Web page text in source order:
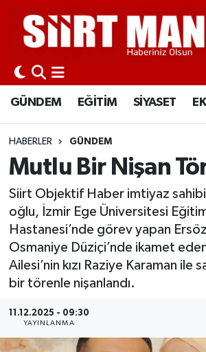
GÜNDEM EĞİTİM SİYASET
HABERLER GÜNDEM
Mutlu Bir Nişan
Siirt Objektif Haber imtiyaz sahibi
oğlu, İzmir Ege Üniversitesi
Hastanesi’nde görev yapan
Osmaniye Düziçi’nde ikamet
Ailesi’nin kızı Raziye Karaman ile
bir törenle nişanlandı.
11.12.2025 - 09:30
YAYINLANMA
GÜNDEM
EĞİTİM
SİYASET
EKONOMİ
SPOR
İLÇELER
KÜLTÜR-SANAT
Siirt Nöbetçi Eczaneler
Siirt Hava Durumu
Siirt Namaz Vakitleri
Siirt Trafik Yoğunluk Haritası
Süper Lig Puan Durumu ve
Tüm Manşetler
Son Dakika Haberleri